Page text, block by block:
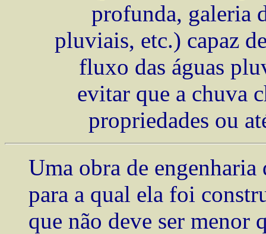
profunda, galeria
pluviais, etc.) capaz
fluxo das águas
evitar que a chuva
propriedades ou
Uma obra de
para a qual ela foi
que não deve ser menor